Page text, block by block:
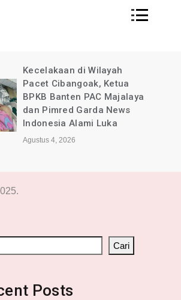
Kecelakaan di Wilayah
Pacet Cibangoak, Ketua
BPKB Banten PAC Majalaya
dan Pimred Garda News
Indonesia Alami Luka
Agustus 4, 2026
Cari
Posts